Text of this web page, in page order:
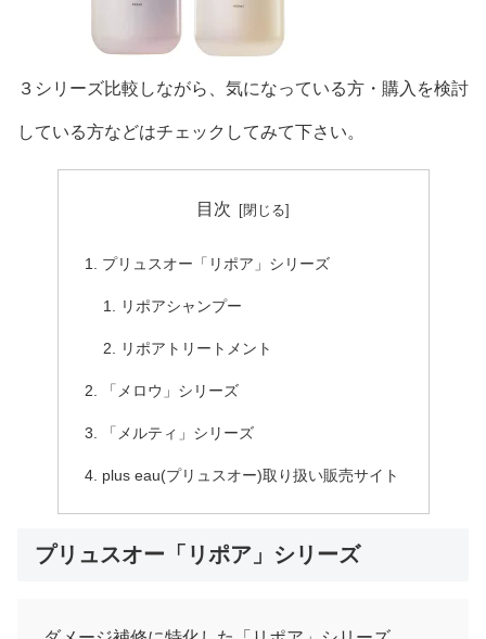
３シリーズ比較しながら、気になっている方・購入を検討
している方などはチェックしてみて下さい。
目次
プリュスオー「リポア」シリーズ
リポアシャンプー
リポアトリートメント
「メロウ」シリーズ
「メルティ」シリーズ
plus eau(プリュスオー)取り扱い販売サイト
プリュスオー「リポア」シリーズ